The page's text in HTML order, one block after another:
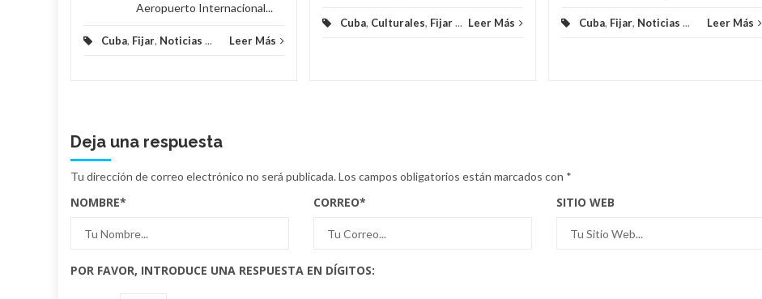
Aeropuerto Internacional...
Cuba, Fijar, Noticias ... Leer Más
Cuba, Culturales, Fijar... Leer Más Cuba, Fijar, Noticias ... Leer Más
Deja una respuesta
Tu dirección de correo electrónico no será publicada.Los campos obligatorios están marcados con *
NOMBRE* CORREO* SITIO WEB
POR FAVOR, INTRODUCE UNA RESPUESTA EN DÍGITOS: